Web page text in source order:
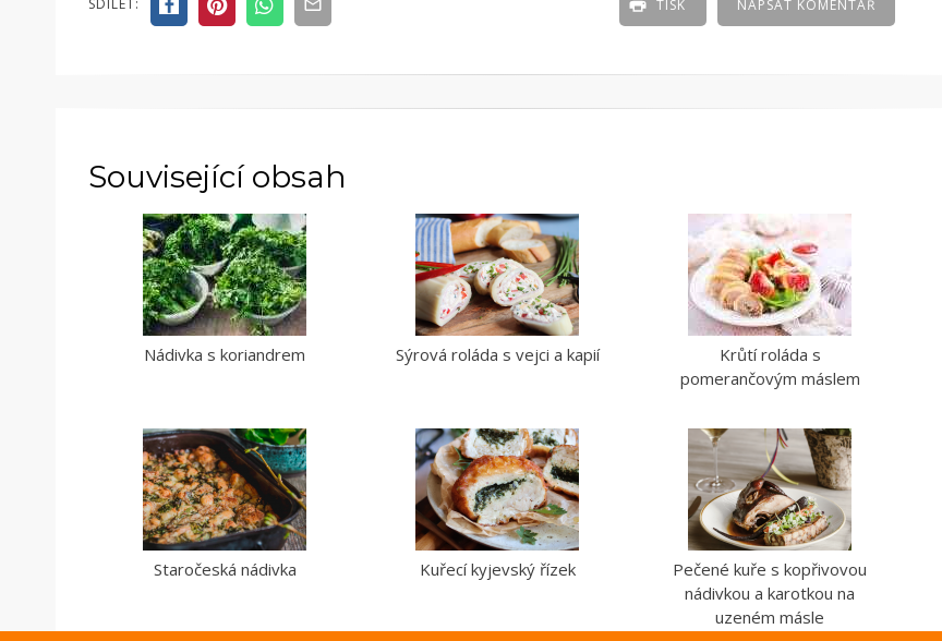
SDÍLET: NAPSAT KOMENTÁŘ
TISK
Související obsah
Nádivka s koriandrem Sýrová roláda s vejci a kapií
Krůtí roláda s
pomerančovým máslem
Staročeská nádivka Kuřecí kyjevský řízek
Pečené kuře s kopřivovou
nádivkou a karotkou na
uzeném másle